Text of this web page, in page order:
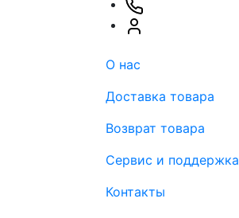
О нас
Доставка товара
Возврат товара
Сервис и поддержка
Контакты